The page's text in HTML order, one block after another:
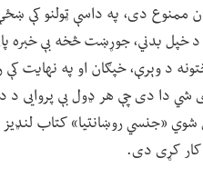
ممنوع دی، په داسې ټولنو کې
د خپل بدني، جوړښت څخه بې خبره
د وېرې، خپګان او په نهایت کې
شي دا دی چې هر ډول بې پروایی د
«جنسي روښانتیا» کتاب
کار کړی دی.